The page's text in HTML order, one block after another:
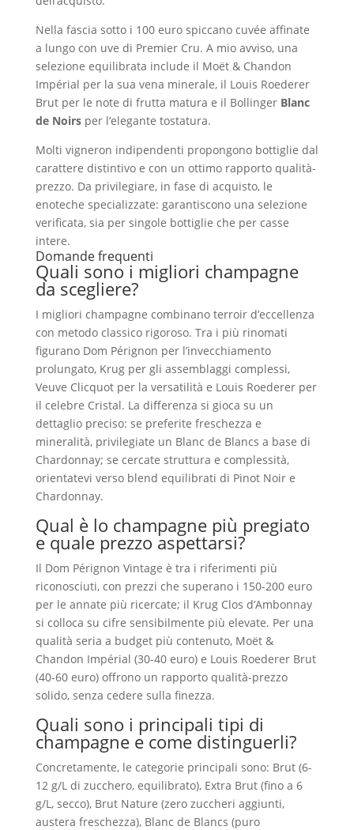
Nella fascia sotto i 100 euro spiccano cuvée affinate
a lungo con uve di Premier Cru. A mio avviso, una
selezione equilibrata include il Moët & Chandon
Impérial per la sua vena minerale, il Louis Roederer
Brut per le note di frutta matura e il Bollinger Blanc
de Noirsper l’elegante tostatura.
Molti vigneron indipendenti propongono bottiglie dal
carattere distintivo e con un ottimo rapporto qualità-
prezzo. Da privilegiare, in fase di acquisto, le
enoteche specializzate: garantiscono una selezione
verificata, sia per singole bottiglie che per casse
intere.
Domande frequenti
Quali sono i migliori champagne
da scegliere?
I migliori champagne combinano terroir d’eccellenza
con metodo classico rigoroso. Tra i più rinomati
figurano Dom Pérignon per l’invecchiamento
prolungato, Krug per gli assemblaggi complessi,
Veuve Clicquot per la versatilità e Louis Roederer per
il celebre Cristal. La differenza si gioca su un
dettaglio preciso: se preferite freschezza e
mineralità, privilegiate un Blanc de Blancs a base di
Chardonnay; se cercate struttura e complessità,
orientatevi verso blend equilibrati di Pinot Noir e
Chardonnay.
Qual è lo champagne più pregiato
e quale prezzo aspettarsi?
Il Dom Pérignon Vintage è tra i riferimenti più
riconosciuti, con prezzi che superano i 150-200 euro
per le annate più ricercate; il Krug Clos d’Ambonnay
si colloca su cifre sensibilmente più elevate. Per una
qualità seria a budget più contenuto, Moët &
Chandon Impérial (30-40 euro) e Louis Roederer Brut
(40-60 euro) offrono un rapporto qualità-prezzo
solido, senza cedere sulla finezza.
Quali sono i principali tipi di
champagne e come distinguerli?
Concretamente, le categorie principali sono: Brut (6-
12 g/L di zucchero, equilibrato), Extra Brut (fino a 6
g/L, secco), Brut Nature (zero zuccheri aggiunti,
austera freschezza), Blanc de Blancs (puro